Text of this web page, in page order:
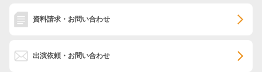
資料請求・お問い合わせ
出演依頼・お問い合わせ